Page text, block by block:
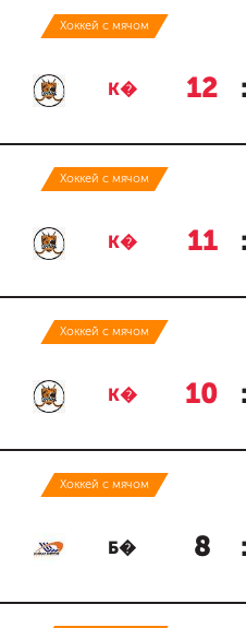
Хоккей с мячом
К� 12 :
Хоккей с мячом
К� 11 :
Хоккей с мячом
К� 10 :
Хоккей с мячом
Б� 8 :